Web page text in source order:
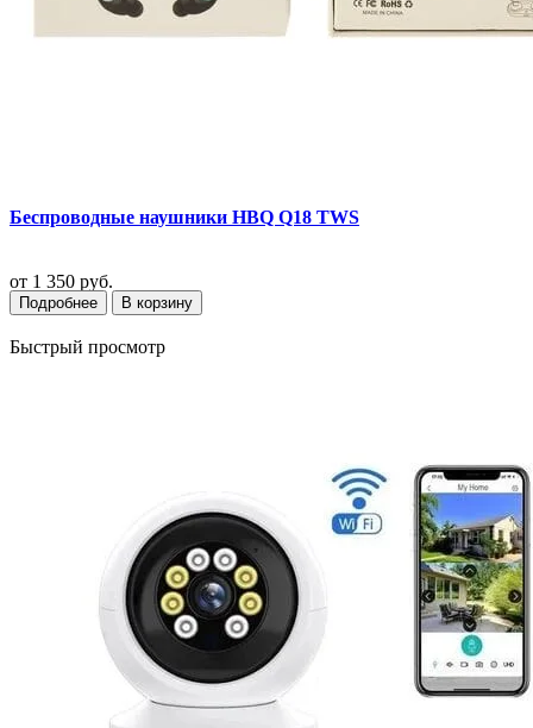
Беспроводные наушники HBQ Q18 TWS
от 1 350 руб.
Подробнее В корзину
Быстрый просмотр